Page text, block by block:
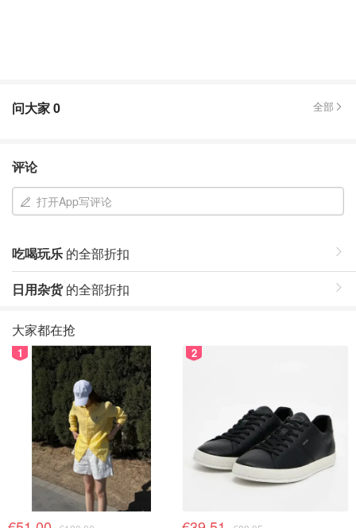
问大家0 全部
评论
打开App写评论
吃喝玩乐 的全部折扣
日用杂货的全部折扣
大家都在抢
1 2